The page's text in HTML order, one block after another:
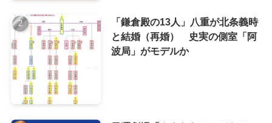
「鎌倉殿の13人」八重が北条義時
と結婚（再婚） 史実の側室「阿
波局」がモデルか